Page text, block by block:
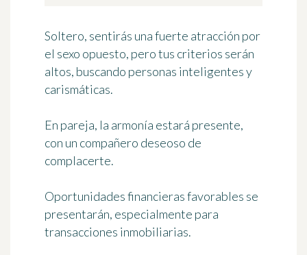
Soltero, sentirás una fuerte atracción por
el sexo opuesto, pero tus criterios serán
altos, buscando personas inteligentes y
carismáticas.
En pareja, la armonía estará presente,
con un compañero deseoso de
complacerte.
Oportunidades financieras favorables se
presentarán, especialmente para
transacciones inmobiliarias.